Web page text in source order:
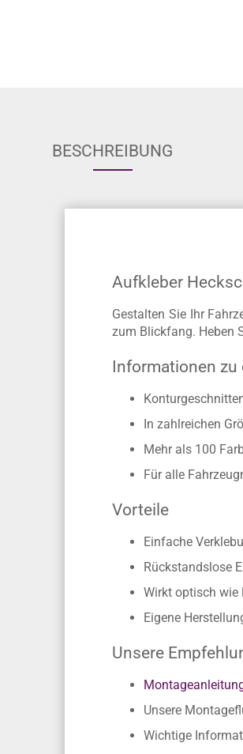
BESCHREIBUNG
Aufkleber
Gestalten Sie Ihr
zum Blickfang. Heben
Informationen
In zahlreichen
Mehr als 100
Für alle
Vorteile
Einfache
Rückstandslose
Wirkt optisch wie
Eigene
Unsere
Unsere
Wichtige